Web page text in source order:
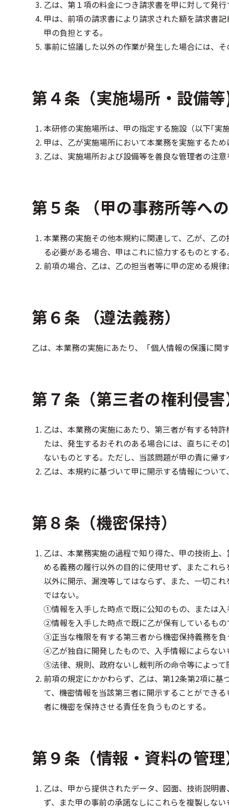
乙は、第１項の料金につき請求書を甲に対して発行
甲は、前項の請求書により請求された額を請求書
甲の負担とする。
事前に協議した以外の作業が発生した場合には、
第４条（実施場所・設備
本研修の実施場所は、甲の指定する施設（以下｢実
甲は、乙が実施場所において本業務を実施するた
乙は、実施場所および設備等を善良な管理者の注
第５条 （甲の事務所等への
本業務の実施その他本規約に関連して、乙が、乙
る必要がある場合、甲はこれに協力するものとする。
前項の場合、乙は、乙の担当者等に甲の定める規
第６条 （遵法義務）
乙は、本業務の実施にあたり、「個人情報の保護に関
第７条（第三者の権利侵害
乙は、本業務の実施にあたり、第三者が有する特
たは、発生するおそれのある場合には、直ちにそ
ないものとする。ただし、当該問題が甲の責に帰
乙は、本規約に基づいて甲に開示する情報につい
第８条（機密保持）
乙は、本業務実施の過程で知り得た、甲の技術上
める義務の履行以外の目的に使用せず、またこれ
以外に開示、漏洩等してはならず、また、一切こ
ではない。
➀情報を入手した時点で既に公知のもの、または
➁情報を入手した時点で既に乙が保有しているも
➂正当な権限を有する第三者から機密保持義務を
➃乙が独自に開発したもので、入手情報によらない
⑤法律、規則、政府ないし裁判所の命令等によって
前項の規定にかかわらず、乙は、第12条第2項に
て、機密情報を当該第三者に開示することができ
者に機密を保持させる責任を負うものとする。
第９条（情報・資料の管理
乙は、甲から提供されたデータ、図面、技術説明
ず、また甲の事前の承諾なしにこれらを複製しない